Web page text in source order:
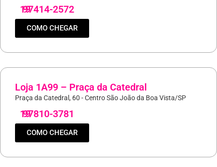
19
97414-2572
COMO CHEGAR
Loja 1A99 – Praça da Catedral
Praça da Catedral, 60 - Centro São João da Boa Vista/SP
19
97810-3781
COMO CHEGAR